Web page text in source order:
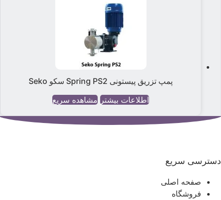
پمپ تزریق پیستونی Spring PS2 سکو Seko
اطلاعات بیشتر مشاهده سریع
دسترسی سریع
صفحه اصلی
فروشگاه